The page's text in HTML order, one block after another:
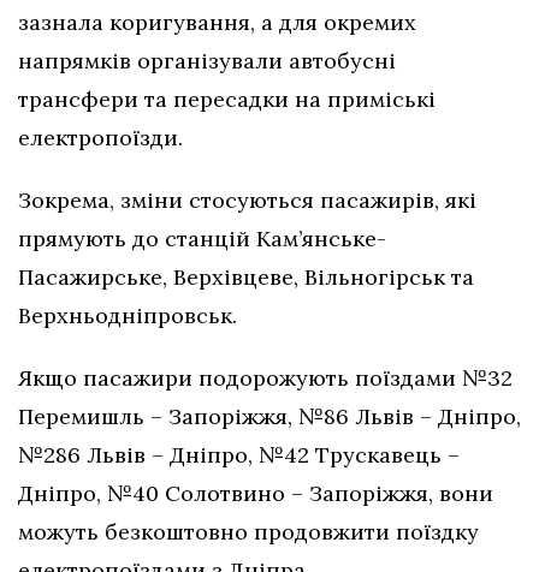
зазнала коригування, а для окремих
напрямків організували автобусні
трансфери та пересадки на приміські
електропоїзди.
Зокрема, зміни стосуються пасажирів, які
прямують до станцій Кам’янське-
Пасажирське, Верхівцеве, Вільногірськ та
Верхньодніпровськ.
Якщо пасажири подорожують поїздами №32
Перемишль – Запоріжжя, №86 Львів – Дніпро,
№286 Львів – Дніпро, №42 Трускавець –
Дніпро, №40 Солотвино – Запоріжжя, вони
можуть безкоштовно продовжити поїздку